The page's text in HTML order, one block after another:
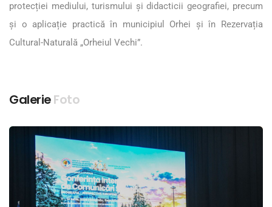
protecției mediului, turismului și didacticii geografiei, precum
și o aplicație practică în municipiul Orhei și în Rezervația
Cultural-Naturală „Orheiul Vechi”.
GalerieFoto